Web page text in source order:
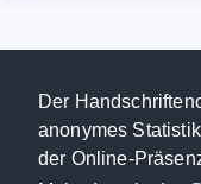
Der
anonymes
der Online-